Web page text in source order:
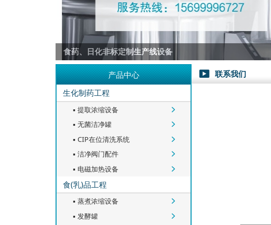
食药、日化非标定制生产线设备
产品中心
生化制药工程
 提取浓缩设备 
 无菌洁净罐 
 CIP在位清洗系统 
 洁净阀门配件 
 电磁加热设备 
食(乳)品工程
 蒸煮浓缩设备 
 发酵罐 
 联系我们